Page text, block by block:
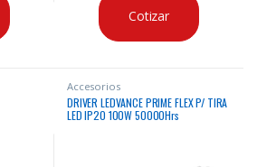
Cotizar
Accesorios
DRIVER LEDVANCE PRIME FLEX P/ TIRA
LED IP20 100W 50000Hrs